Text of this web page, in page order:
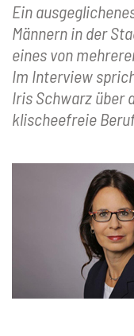
Ein
Männern in der
eines von
Im Interview
Iris Schwarz über
klischeefreie